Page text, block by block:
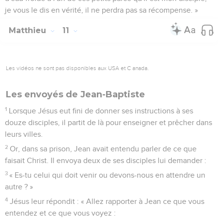
je vous le dis en vérité, il ne perdra pas sa récompense. »
Matthieu 11
Les vidéos ne sont pas disponibles aux USA et C anada.
Les envoyés de Jean-Baptiste
1 Lorsque Jésus eut fini de donner ses instructions à ses
douze disciples, il partit de là pour enseigner et prêcher dans
leurs villes.
2 Or, dans sa prison, Jean avait entendu parler de ce que
faisait Christ. Il envoya deux de ses disciples lui demander :
3 « Es-tu celui qui doit venir ou devons-nous en attendre un
autre ? »
4 Jésus leur répondit : « Allez rapporter à Jean ce que vous
entendez et ce que vous voyez :